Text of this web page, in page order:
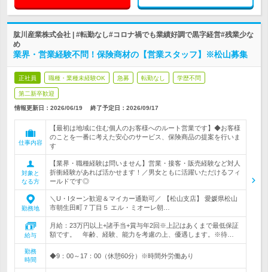
肱川産業株式会社 | #転勤なし#コロナ禍でも業績好調で黒字経営#残業少な
め
業界・営業経験不問！保険商材の【営業スタッフ】※松山募集
正社員 職種・業種未経験OK 急募 転勤なし 学歴不問
第二新卒歓迎
情報更新日：2026/06/19 終了予定日： 2026/09/17
仕事内容
【最初は地域に住む個人のお客様へのルート営業です】◆お客様
のことを一番に考えた安心のサービス、保険商品の提案を行いま
す
対象と
なる方
【業界・職種経験は問いません】営業・接客・販売経験など対人
折衝経験があれば活かせます！／男女ともに活躍いただけるフィ
ールドです◎
勤務地
＼U・Iターン歓迎＆マイカー通勤可／ 【松山支店】 愛媛県松山
市朝生田町７丁目５ エル・ミオーレ朝…
給与
月給：23万円以上+諸手当+賞与年2回※上記はあくまで最低保証
額です。 年齢、経験、能力を考慮の上、優遇します。※待…
勤務
時間
◆9：00～17：00（休憩60分）※時間外労働あり